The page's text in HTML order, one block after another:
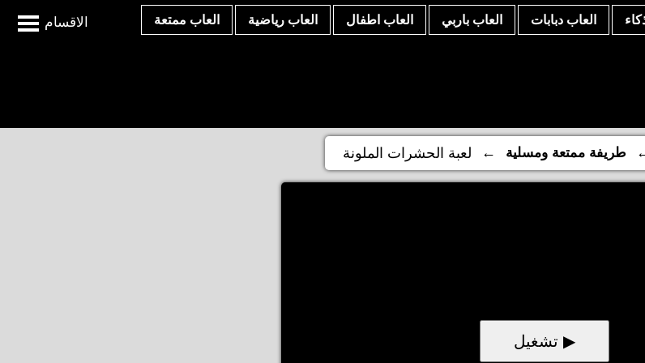
الاقسام العاب دبابات العاب باربي العاب اطفال العاب رياضية العاب ممتعة
طريفة ممتعة ومسلية ← لعبة الحشرات الملونة
▶ تشغيل